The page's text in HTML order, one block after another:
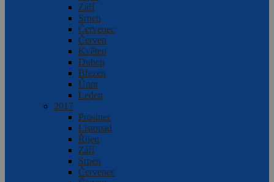
Září
Srpen
Červenec
Červen
Květen
Duben
Březen
Únor
Leden
2017
Prosinec
Listopad
Říjen
Září
Srpen
Červenec